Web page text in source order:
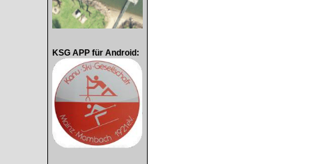
KSG APP für Android: